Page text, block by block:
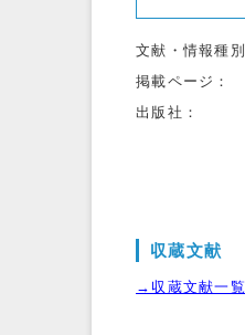
文献・情報種別
掲載ページ
出版社
収蔵文献
→収蔵文献一覧